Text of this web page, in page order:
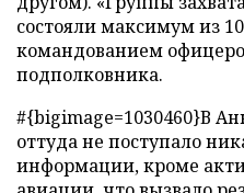
состояли максимум из
командованием
подполковника.
#{bigimage=1030460}В
оттуда не поступало
информации, кроме